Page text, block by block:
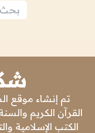
تم إنشاء موقع
القرآن الكريم
الكتب الإسلامية